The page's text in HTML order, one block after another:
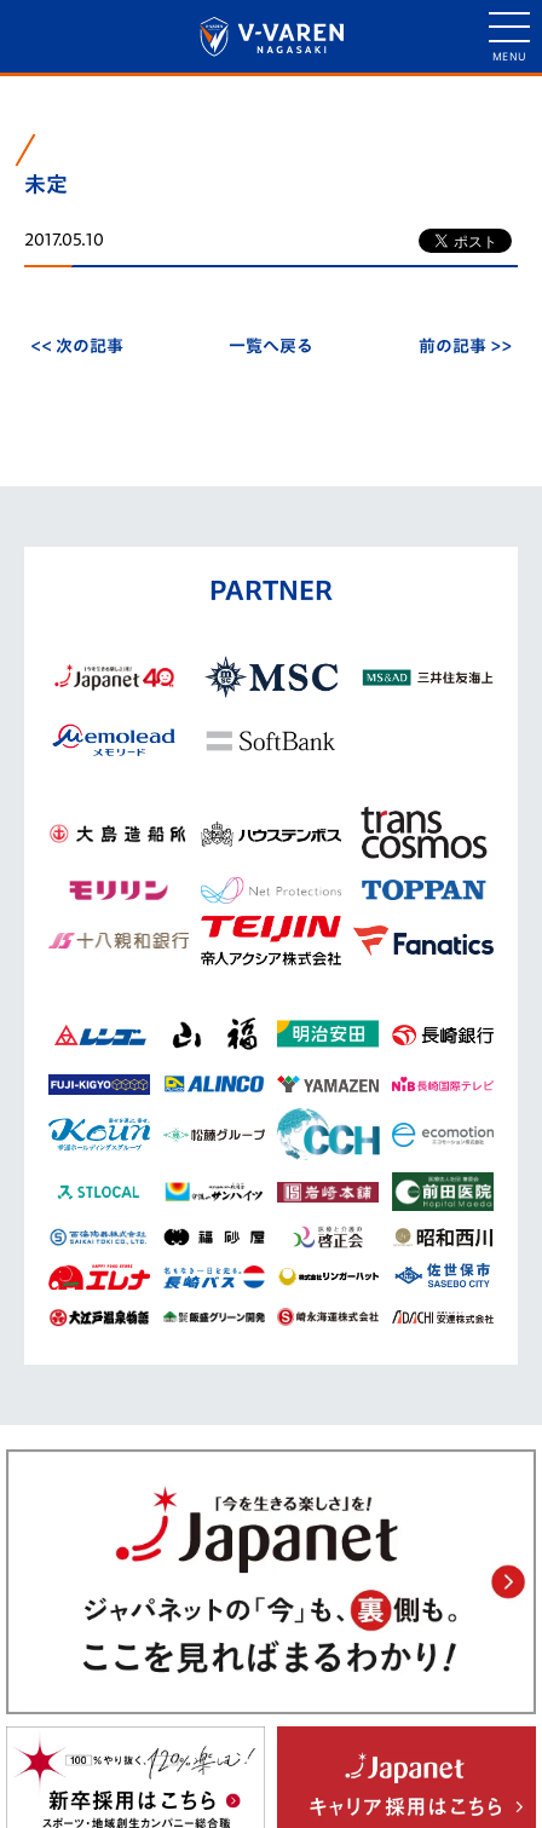
未定
2017.05.10
<< 次の記事 一覧へ戻る 前の記事 >>
PARTNER